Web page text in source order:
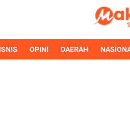
OPINI DAERAH